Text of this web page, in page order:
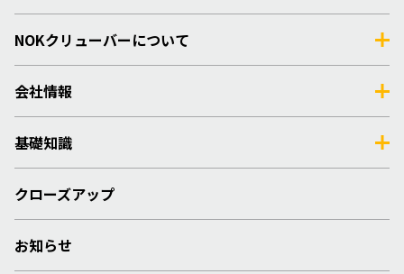
NOKクリューバーについて
会社情報
基礎知識
クローズアップ
お知らせ